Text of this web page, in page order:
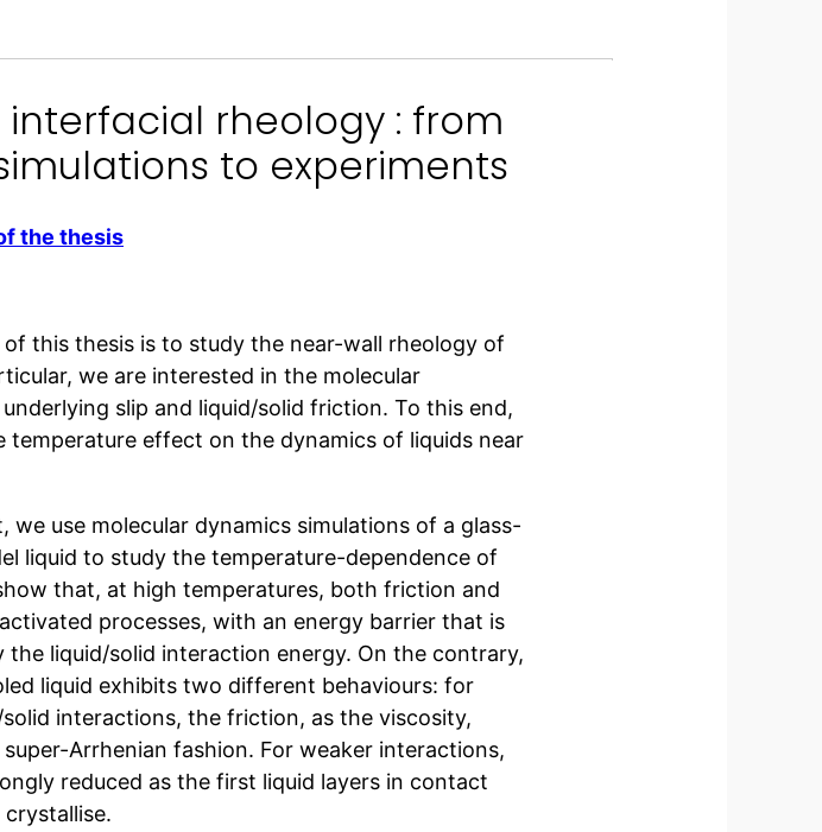
interfacial rheology : from
to experiments
the thesis
of this thesis is to study the near-wall rheology of
we are interested in the molecular
slip and liquid/solid friction. To this end,
temperature effect on the dynamics of liquids near
we use molecular dynamics simulations of a glass-
liquid to study the temperature-dependence of
that, at high temperatures, both friction and
processes, with an energy barrier that is
the liquid/solid interaction energy. On the contrary,
liquid exhibits two different behaviours: for
interactions, the friction, as the viscosity,
super-Arrhenian fashion. For weaker interactions,
reduced as the first liquid layers in contact